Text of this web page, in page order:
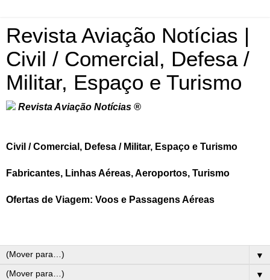
Revista Aviação Notícias |
Civil / Comercial, Defesa /
Militar, Espaço e Turismo
Revista Aviação Notícias ®
Civil / Comercial, Defesa / Militar, Espaço e Turismo
Fabricantes, Linhas Aéreas, Aeroportos, Turismo
Ofertas de Viagem: Voos e Passagens Aéreas
▼
▼